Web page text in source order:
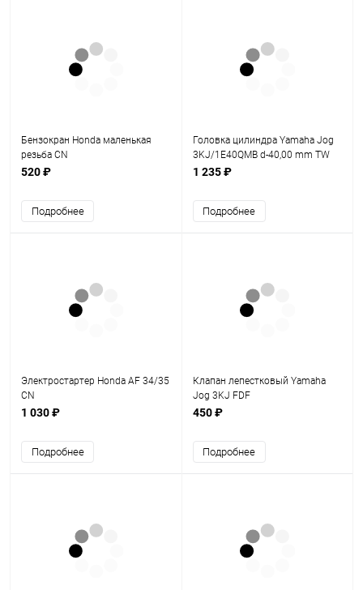
Бензокран Honda маленькая
резьба CN
520 ₽
Подробнее
Головка цилиндра Yamaha Jog
3KJ/1E40QMB d-40,00 mm TW
1 235 ₽
Подробнее
Электростартер Honda AF 34/35
CN
1 030 ₽
Подробнее
Клапан лепестковый Yamaha
Jog 3KJ FDF
450 ₽
Подробнее